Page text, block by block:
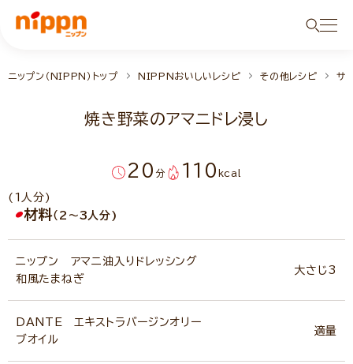
ニップン（NIPPN）トップ NIPPNおいしいレシピ その他レシピ サ
焼き野菜のアマニドレ浸し
20 分 110 kcal
(1人分)
材料（2～3人分)
ニップン アマニ油入りドレッシング
和風たまねぎ
大さじ3
DANTE エキストラバージンオリー
ブオイル
適量